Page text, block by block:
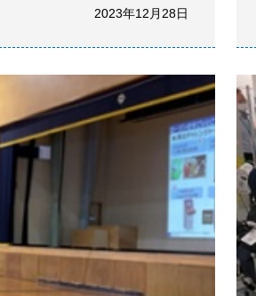
2023年12月28日